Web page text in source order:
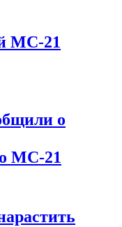
МС-21
о
МС-21